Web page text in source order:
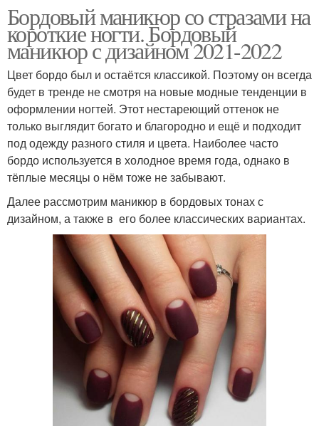
Бордовый маникюр со стразами на
короткие ногти. Бордовый
маникюр с дизайном 2021-2022
Цвет бордо был и остаётся классикой. Поэтому он всегда
будет в тренде не смотря на новые модные тенденции в
оформлении ногтей. Этот нестареющий оттенок не
только выглядит богато и благородно и ещё и подходит
под одежду разного стиля и цвета. Наиболее часто
бордо используется в холодное время года, однако в
тёплые месяцы о нём тоже не забывают.
Далее рассмотрим маникюр в бордовых тонах с
дизайном, а также в его более классических вариантах.